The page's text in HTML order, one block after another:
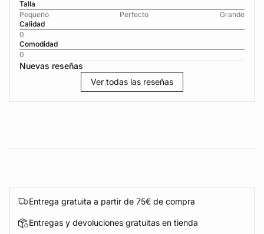
Talla
Pequeño
Perfecto
Grande
Calidad
0
Comodidad
0
Nuevas reseñas
Ver todas las reseñas
Entrega gratuita a partir de 75€ de compra
Entregas y devoluciones gratuitas en tienda